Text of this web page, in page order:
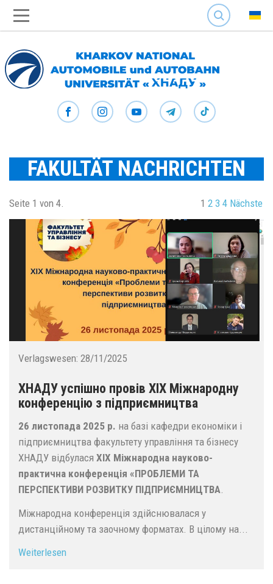
SEARCH
FAKULTÄT NACHRICHTEN
Seite 1 von 4. 1 2 3 4 Nächste
Verlagswesen: 28/11/2025
ХНАДУ успішно провів ХІХ Міжнародну
конференцію з підприємництва
26 листопада 2025 р. на базі кафедри економіки і
підприємництва факультету управління та бізнесу
ХНАДУ відбулася ХIX Міжнародна науково-
практична конференція «ПРОБЛЕМИ ТА
ПЕРСПЕКТИВИ РОЗВИТКУ ПІДПРИЄМНИЦТВА.
Міжнародна конференція здійснювалася у
дистанційному та заочному форматах. В цілому на...
Weiterlesen